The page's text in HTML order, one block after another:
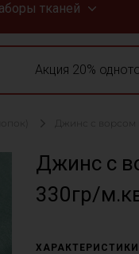
тканей
Акция 20%
Джинс с ворсом
Джинс с
330гр/
ХАРАКТЕРИСТИКИ